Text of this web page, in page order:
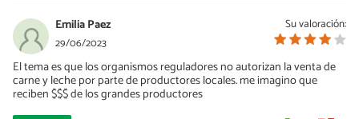
Su valoración:
Emilia Paez
29/06/2023
El tema es que los organismos reguladores no autorizan la venta de
carne y leche por parte de productores locales. me imagino que
reciben $$$ de los grandes productores